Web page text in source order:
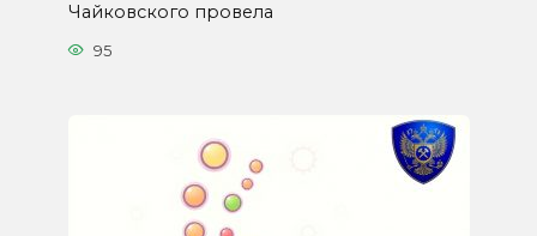
Чайковского провела
95